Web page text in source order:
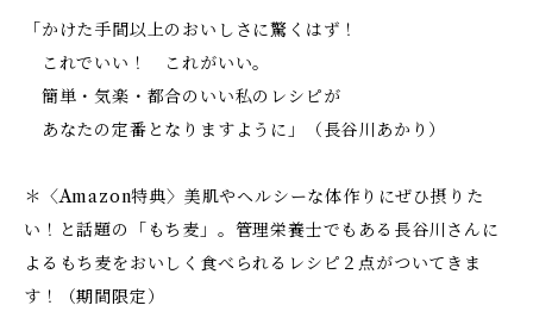
「かけた手間以上のおいしさに驚くはず！
これでいい！ これがいい。
簡単・気楽・都合のいい私のレシピが
あなたの定番となりますように」（長谷川あかり）
＊〈Amazon特典〉美肌やヘルシーな体作りにぜひ摂りた
い！と話題の「もち麦」。管理栄養士でもある長谷川さんに
よるもち麦をおいしく食べられるレシピ２点がついてきま
す！（期間限定）